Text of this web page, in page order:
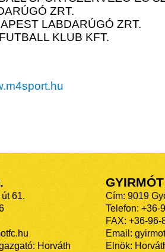
ZRT.
LABDARÚGÓ ZRT.
KLUB KFT.
61.
Horváth
Cím: 9019
Telefon: +36-
FAX: +36-96-
Email:
Elnök: